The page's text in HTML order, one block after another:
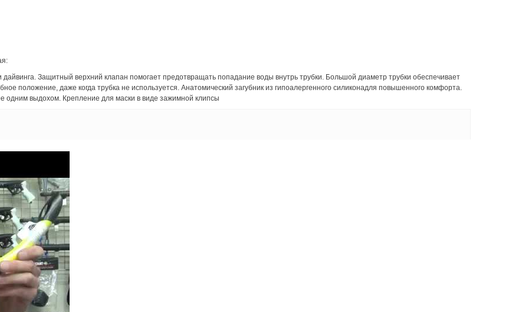
дайвинга. Защитный верхний клапан помогает предотвращать попадание воды внутрь трубки. Большой диаметр трубки обеспечивает
положение, даже когда трубка не используется. Анатомический загубник из гипоалергенного силиконадля повышенного комфорта.
одним выдохом. Крепление для маски в виде зажимной клипсы